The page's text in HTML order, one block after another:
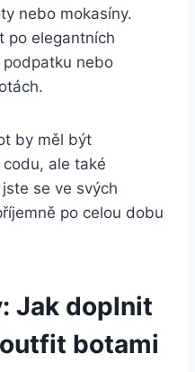
nebo mokasíny.
po elegantních
nebo
‍by měl ‍být
ale také
se ve​ svých
po celou dobu
Jak ​doplnit
botami